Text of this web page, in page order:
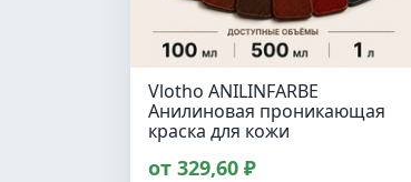
Vlotho ANILINFARBE
Анилиновая проникающая
краска для кожи
от 329,60 ₽